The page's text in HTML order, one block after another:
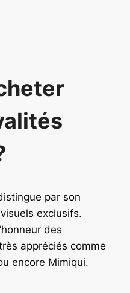
par son
exclusifs.
des
appréciés comme
encore Mimiqui.